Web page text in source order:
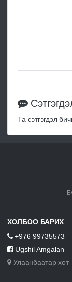
Та сэтгэгдэл
ХОЛБОО БАРИХ
+976 99735573
Ugshil Amgalan
Улаанбаатар хот